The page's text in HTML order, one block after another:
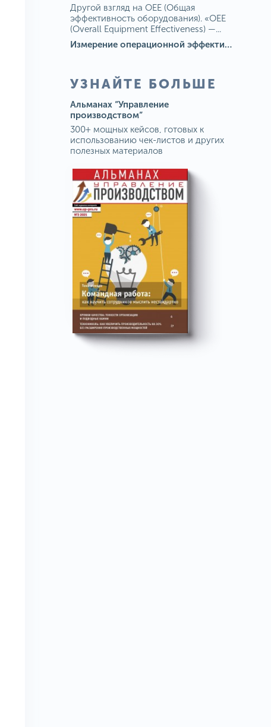
Другой взгляд на OEE (Общая
эффективность оборудования). «OEE
(Overall Equipment Effectiveness) —...
Измерение операционной эффективности: ключевые показатели для непрерывного совершенствования
УЗНАЙТЕ БОЛЬШЕ
Альманах “Управление
производством”
300+ мощных кейсов, готовых к
использованию чек-листов и других
полезных материалов